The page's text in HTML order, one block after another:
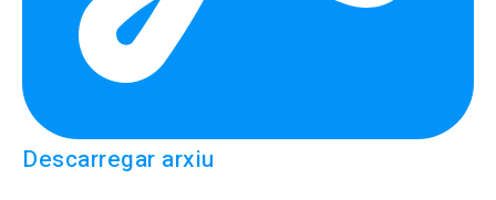
Descarregar arxiu